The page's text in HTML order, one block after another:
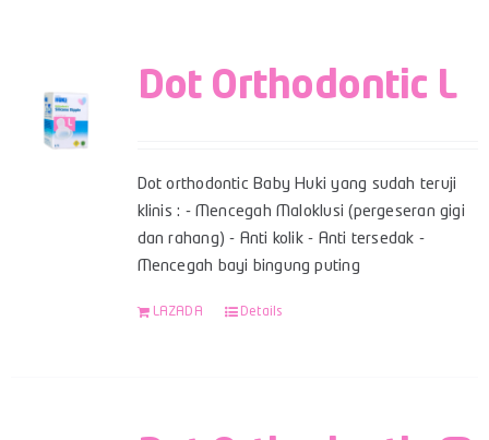
Dot Orthodontic L
Dot orthodontic Baby Huki yang sudah teruji
klinis : - Mencegah Maloklusi (pergeseran gigi
dan rahang) - Anti kolik - Anti tersedak -
Mencegah bayi bingung puting
LAZADA Details